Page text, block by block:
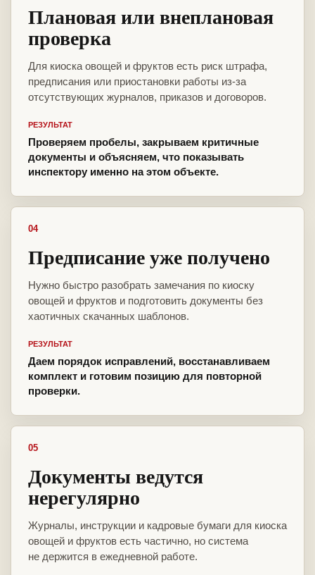
Плановая или внеплановая
проверка
Для киоска овощей и фруктов есть риск штрафа,
предписания или приостановки работы из-за
отсутствующих журналов, приказов и договоров.
РЕЗУЛЬТАТ
Проверяем пробелы, закрываем критичные
документы и объясняем, что показывать
инспектору именно на этом объекте.
04
Предписание уже получено
Нужно быстро разобрать замечания по киоску
овощей и фруктов и подготовить документы без
хаотичных скачанных шаблонов.
РЕЗУЛЬТАТ
Даем порядок исправлений, восстанавливаем
комплект и готовим позицию для повторной
проверки.
05
Документы ведутся
нерегулярно
Журналы, инструкции и кадровые бумаги для киоска
овощей и фруктов есть частично, но система
не держится в ежедневной работе.